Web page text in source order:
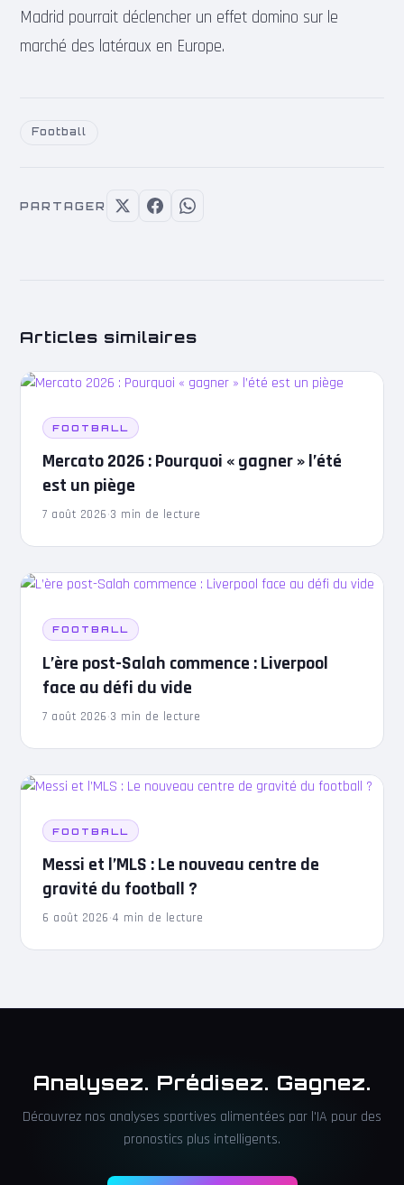
Madrid pourrait déclencher un effet domino sur le
marché des latéraux en Europe.
Football
PARTAGER
Articles similaires
FOOTBALL
Mercato 2026 : Pourquoi « gagner » l’été
est un piège
7 août 2026·3 min de lecture
FOOTBALL
L’ère post-Salah commence : Liverpool
face au défi du vide
7 août 2026·3 min de lecture
FOOTBALL
Messi et l’MLS : Le nouveau centre de
gravité du football ?
6 août 2026·4 min de lecture
Analysez. Prédisez. Gagnez.
Découvrez nos analyses sportives alimentées par l'IA pour des
pronostics plus intelligents.